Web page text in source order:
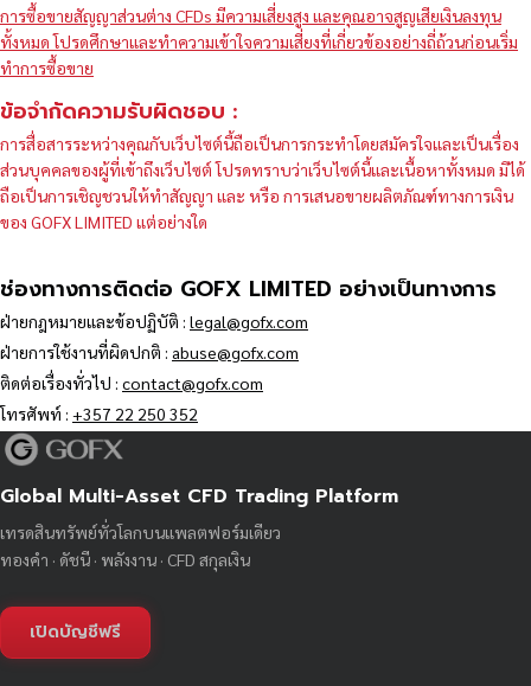
การซื้อขายสัญญาส่วนต่าง CFDs มีความเสี่ยงสูง และคุณอาจสูญเสียเงินลงทุน
ทั้งหมด โปรดศึกษาและทำความเข้าใจความเสี่ยงที่เกี่ยวข้องอย่างถี่ถ้วนก่อนเริ่ม
ทำการซื้อขาย
ข้อจำกัดความรับผิดชอบ :
การสื่อสารระหว่างคุณกับเว็บไซต์นี้ถือเป็นการกระทำโดยสมัครใจและเป็นเรื่อง
ส่วนบุคคลของผู้ที่เข้าถึงเว็บไซต์ โปรดทราบว่าเว็บไซต์นี้และเนื้อหาทั้งหมด มิได้
ถือเป็นการเชิญชวนให้ทำสัญญา และ หรือ การเสนอขายผลิตภัณฑ์ทางการเงิน
ของ GOFX LIMITED แต่อย่างใด
ช่องทางการติดต่อ GOFX LIMITED อย่างเป็นทางการ
ฝ่ายกฎหมายและข้อปฏิบัติ : legal@gofx.com
ฝ่ายการใช้งานที่ผิดปกติ : abuse@gofx.com
ติดต่อเรื่องทั่วไป : contact@gofx.com
โทรศัพท์ : +357 22 250 352
Global Multi-Asset CFD Trading Platform
เทรดสินทรัพย์ทั่วโลกบนแพลตฟอร์มเดียว
ทองคำ · ดัชนี · พลังงาน · CFD สกุลเงิน
เปิดบัญชีฟรี